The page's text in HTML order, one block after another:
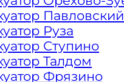
Руза
Ступино
Талдом
Фрязино